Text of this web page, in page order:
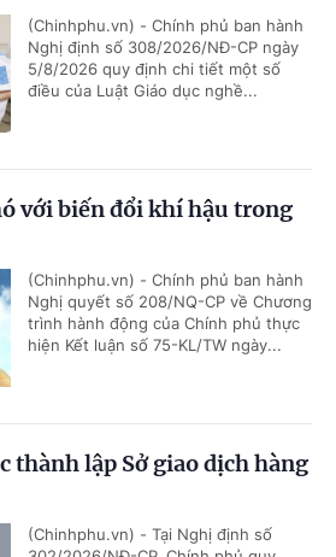
(Chinhphu.vn) - Chính phủ ban hành
Nghị định số 308/2026/NĐ-CP ngày
5/8/2026 quy định chi tiết một số
điều của Luật Giáo dục nghề...
với biến đổi khí hậu trong
(Chinhphu.vn) - Chính phủ ban hành
Nghị quyết số 208/NQ-CP về Chương
trình hành động của Chính phủ thực
hiện Kết luận số 75-KL/TW ngày...
thành lập Sở giao dịch hàng
(Chinhphu.vn) - Tại Nghị định số